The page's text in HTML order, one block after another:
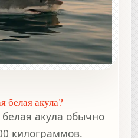
белая акула?
акула обычно
килограммов.